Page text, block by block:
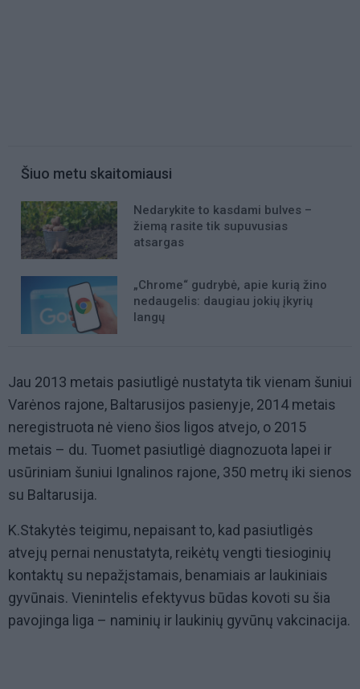
Šiuo metu skaitomiausi
Nedarykite to kasdami bulves –
žiemą rasite tik supuvusias
atsargas
„Chrome“ gudrybė, apie kurią žino
nedaugelis: daugiau jokių įkyrių
langų
Jau 2013 metais pasiutligė nustatyta tik vienam šuniui
Varėnos rajone, Baltarusijos pasienyje, 2014 metais
neregistruota nė vieno šios ligos atvejo, o 2015
metais – du. Tuomet pasiutligė diagnozuota lapei ir
usūriniam šuniui Ignalinos rajone, 350 metrų iki sienos
su Baltarusija.
K.Stakytės teigimu, nepaisant to, kad pasiutligės
atvejų pernai nenustatyta, reikėtų vengti tiesioginių
kontaktų su nepažįstamais, benamiais ar laukiniais
gyvūnais. Vienintelis efektyvus būdas kovoti su šia
pavojinga liga – naminių ir laukinių gyvūnų vakcinacija.